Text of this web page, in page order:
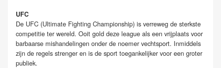
UFC
De UFC (Ultimate Fighting Championship) is verreweg de sterkste
competitie ter wereld. Ooit gold deze league als een vrijplaats voor
barbaarse mishandelingen onder de noemer vechtsport. Inmiddels
zijn de regels strenger en is de sport toegankelijker voor een groter
publiek.